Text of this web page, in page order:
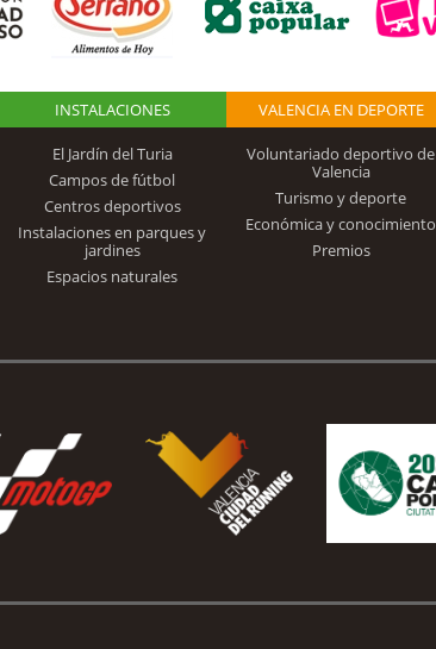
INSTALACIONES
El Jardín del Turia
Campos de fútbol
Centros deportivos
Instalaciones en parques y
jardines
Espacios naturales
VALENCIA EN DEPORTE
Voluntariado deportivo de
Valencia
Turismo y deporte
Económica y conocimiento
Premios